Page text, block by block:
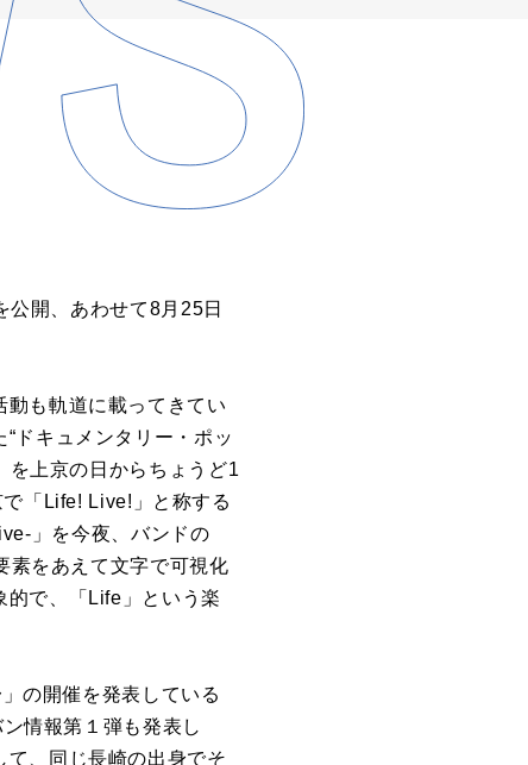
開、あわせて8月25日
も軌道に載ってきてい
ドキュメンタリー・ポッ
を上京の日からちょうど1
「Life! Live!」と称する
」を今夜、バンドの
素をあえて文字で可視化
的で、「Life」という楽
の開催を発表している
情報第１弾も発表し
、同じ長崎の出身でそ